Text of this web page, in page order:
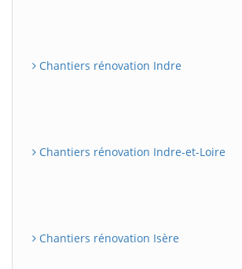
Chantiers rénovation Indre
Chantiers rénovation Indre-et-Loire
Chantiers rénovation Isère